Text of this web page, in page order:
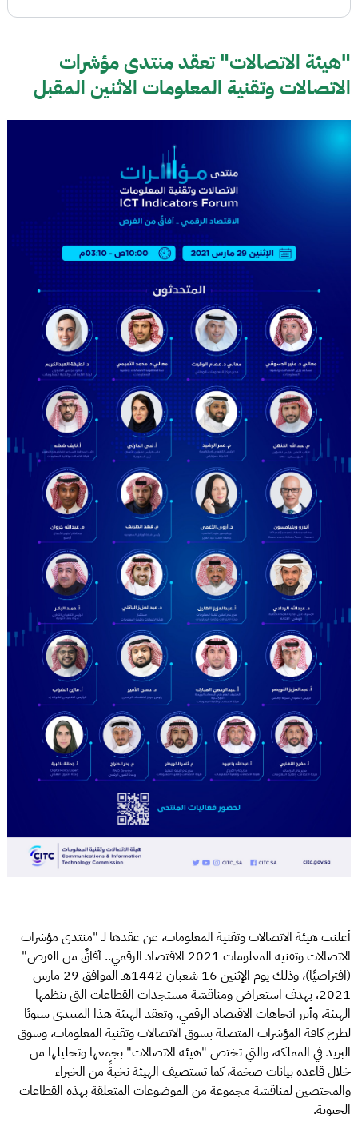
"هيئة الاتصالات" تعقد منتدى مؤشرات
الاتصالات وتقنية المعلومات الاثنين المقبل
أعلنت هيئة الاتصالات وتقنية المعلومات، عن عقدها لـ "منتدى مؤشرات
الاتصالات وتقنية المعلومات 2021 الاقتصاد الرقمي.. آفاقٌ من الفرص"
(افتراضيًا)، وذلك يوم الإثنين 16 شعبان 1442هـ الموافق 29 مارس
2021، بهدف استعراض ومناقشة مستجدات القطاعات التي تنظمها
الهيئة، وأبرز اتجاهات الاقتصاد الرقمي. وتعقد الهيئة هذا المنتدى سنويًا
لطرح كافة المؤشرات المتصلة بسوق الاتصالات وتقنية المعلومات، وسوق
البريد في المملكة، والتي تختص "هيئة الاتصالات" بجمعها وتحليلها من
خلال قاعدة بيانات ضخمة، كما تستضيف الهيئة نخبةً من الخبراء
والمختصين لمناقشة مجموعة من الموضوعات المتعلقة بهذه القطاعات
الحيوية.